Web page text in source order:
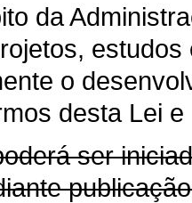
da
o
desta Lei
ser